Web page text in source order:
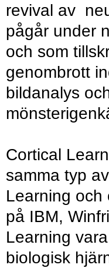
revival av
pågår under
och som
genombrott
bildanalys
Cortical
samma typ
Learning och
på IBM,
Learning
biologisk